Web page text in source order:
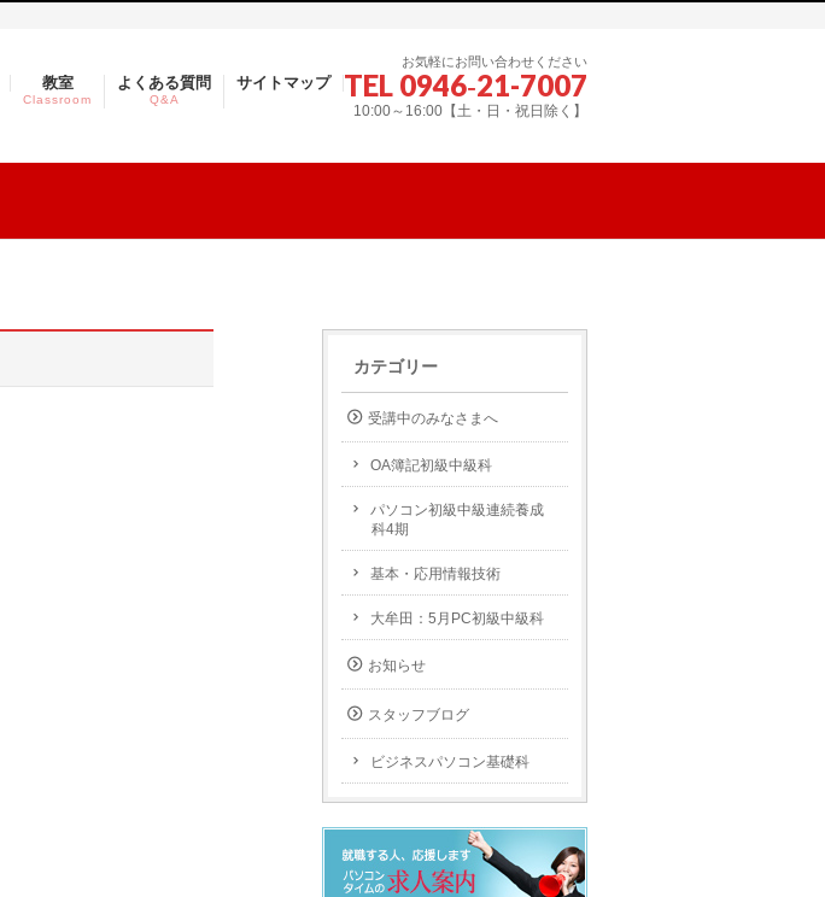
お気軽にお問い合わせください
TEL 0946‐21-7007
10:00～16:00【土・日・祝日除く】
教室
Classroom
よくある質問
Q&A
サイトマップ
カテゴリー
受講中のみなさまへ
OA簿記初級中級科
パソコン初級中級連続養成
科4期
基本・応用情報技術
大牟田：5月PC初級中級科
お知らせ
スタッフブログ
ビジネスパソコン基礎科